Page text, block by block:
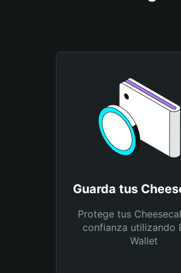
Guarda tus
Protege tus
confianza utilizando
Wallet